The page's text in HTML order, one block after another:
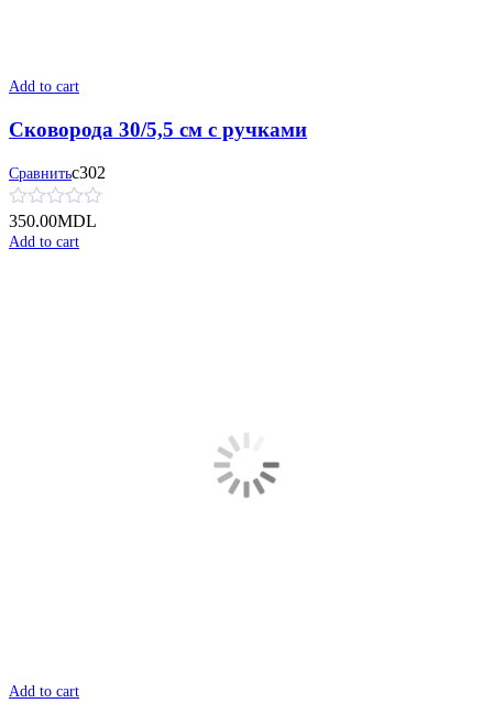
Add to cart
Сковорода 30/5,5 см с ручками
Сравнитьс302
350.00MDL
Add to cart
Add to cart